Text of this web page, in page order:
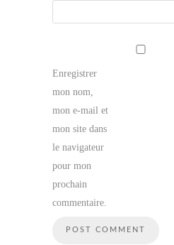
Enregistrer
mon nom,
mon e-mail et
mon site dans
le navigateur
pour mon
prochain
commentaire.